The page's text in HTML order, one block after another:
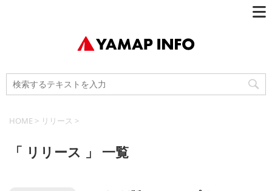
HOME > リリース >
「 リリース 」 一覧